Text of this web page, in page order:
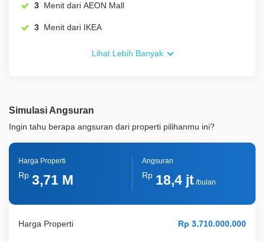
3 Menit dari AEON Mall
3 Menit dari IKEA
Lihat Lebih Banyak
Simulasi Angsuran
Ingin tahu berapa angsuran dari properti pilihanmu ini?
Harga Properti
Harga Properti
Rp 3,71 M
Angsuran
Rp 18,4 jt/bulan